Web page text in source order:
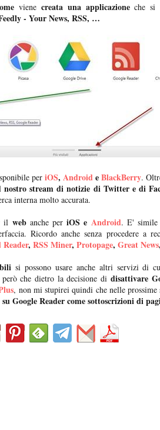
viene creata una applicazioneche si
- Your News, RSS, …
per iOS,AndroideBlackBerry.
nostro stream di notizie di Twitter e di
interna molto accurata.
il web anche periOS e Android. E' simile
Ricordo anche senza procedere a
, RSS Miner, Protopage, Great News,
si possono usare anche altri servizi di
che dietro la decisione di disattivare
, non mi stupirei quindi che nelle
Google Reader come sottoscrizioni di